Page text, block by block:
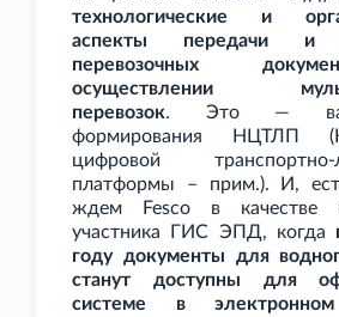
технологические и
аспекты передачи и
перевозочных
осуществлении
перевозок. Это —
формирования НЦТЛП
цифровой транспортно-
платформы – прим.). И,
ждем Fesco в качестве
участника ГИС ЭПД, когда
году документы для
станут доступны для
системе в